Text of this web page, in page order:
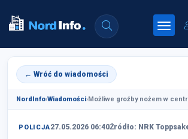
← Wróć do wiadomości
NordInfo›Wiadomości›Możliwe groźby nożem w
POLICJA27.05.2026 06:40Źródło: NRK